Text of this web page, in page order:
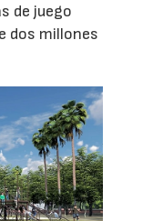
de juego
dos millones